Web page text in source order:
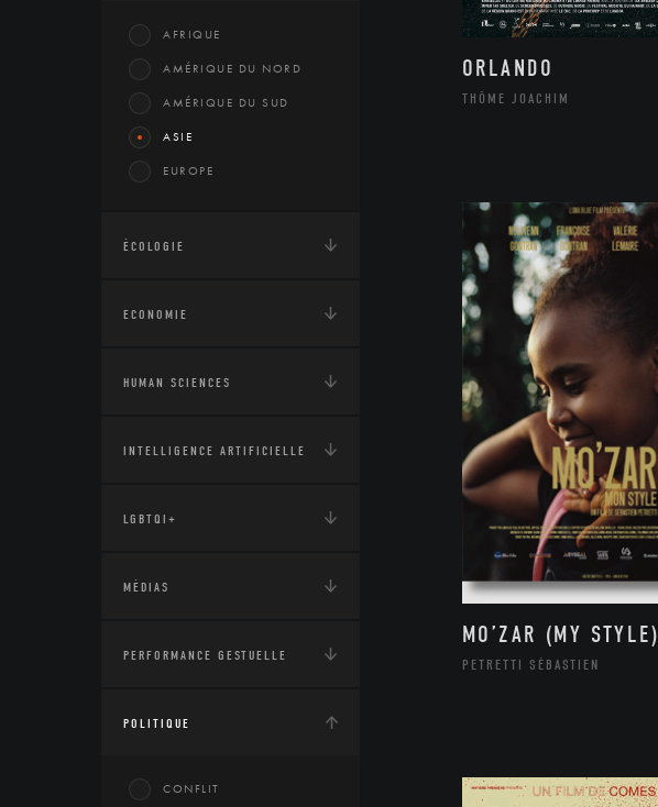
AFRIQUE
AMÉRIQUE DU NORD
AMÉRIQUE DU SUD
ASIE
EUROPE
ÉCOLOGIE
ECONOMIE
HUMAN SCIENCES
INTELLIGENCE ARTIFICIELLE
LGBTQI+
MÉDIAS
PERFORMANCE GESTUELLE
POLITIQUE
CONFLIT
ORLANDO
THÔME JOACHIM
MO’ZAR (MY STYLE)
PETRETTI SÉBASTIEN